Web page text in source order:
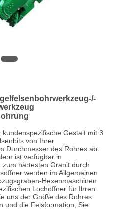
Gestalt mit 3
von Ihrer
Durchmesser des Rohres ab.
ist verfügbar in
zum härtesten Granit durch
werden im Allgemeinen
Hexenmaschinen
Lochöffner für Ihren
uns der Größe des Rohres
und die Felsformation, Sie